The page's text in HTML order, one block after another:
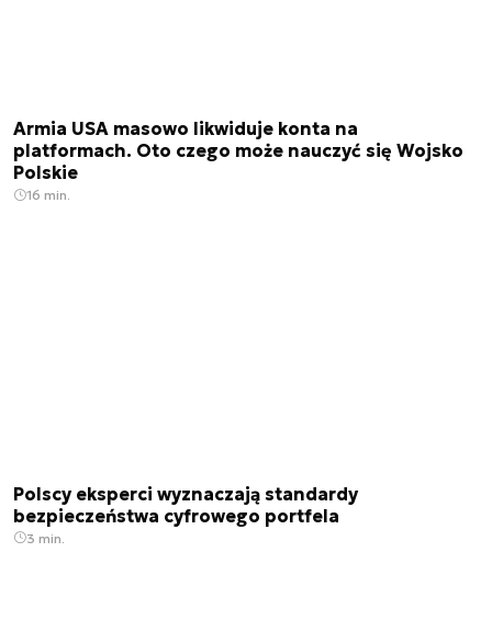
Armia USA masowo likwiduje konta na
platformach. Oto czego może nauczyć się Wojsko
Polskie
16 min.
Polscy eksperci wyznaczają standardy
bezpieczeństwa cyfrowego portfela
3 min.